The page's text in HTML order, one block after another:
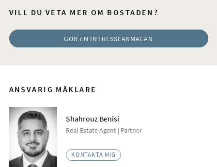
VILL DU VETA MER OM BOSTADEN?
GÖR EN INTRESSEANMÄLAN
ANSVARIG MÄKLARE
Shahrouz Benisi
Real Estate Agent | Partner
KONTAKTA MIG